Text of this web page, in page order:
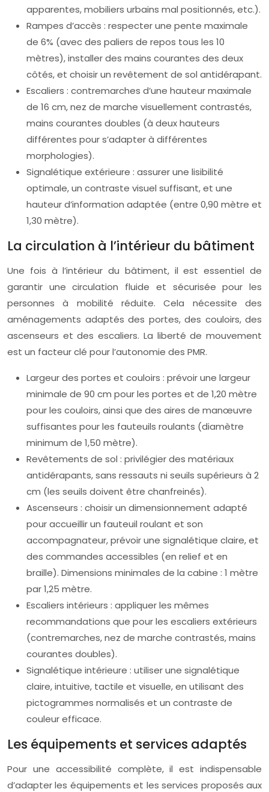
apparentes, mobiliers urbains mal positionnés, etc.).
Rampes d’accès : respecter une pente maximale
de 6% (avec des paliers de repos tous les 10
mètres), installer des mains courantes des deux
côtés, et choisir un revêtement de sol antidérapant.
Escaliers : contremarches d’une hauteur maximale
de 16 cm, nez de marche visuellement contrastés,
mains courantes doubles (à deux hauteurs
différentes pour s’adapter à différentes
morphologies).
Signalétique extérieure : assurer une lisibilité
optimale, un contraste visuel suffisant, et une
hauteur d’information adaptée (entre 0,90 mètre et
1,30 mètre).
La circulation à l’intérieur du bâtiment
Une fois à l’intérieur du bâtiment, il est essentiel de
garantir une circulation fluide et sécurisée pour les
personnes à mobilité réduite. Cela nécessite des
aménagements adaptés des portes, des couloirs, des
ascenseurs et des escaliers. La liberté de mouvement
est un facteur clé pour l’autonomie des PMR.
Largeur des portes et couloirs : prévoir une largeur
minimale de 90 cm pour les portes et de 1,20 mètre
pour les couloirs, ainsi que des aires de manœuvre
suffisantes pour les fauteuils roulants (diamètre
minimum de 1,50 mètre).
Revêtements de sol : privilégier des matériaux
antidérapants, sans ressauts ni seuils supérieurs à 2
cm (les seuils doivent être chanfreinés).
Ascenseurs : choisir un dimensionnement adapté
pour accueillir un fauteuil roulant et son
accompagnateur, prévoir une signalétique claire, et
des commandes accessibles (en relief et en
braille). Dimensions minimales de la cabine : 1 mètre
par 1,25 mètre.
Escaliers intérieurs : appliquer les mêmes
recommandations que pour les escaliers extérieurs
(contremarches, nez de marche contrastés, mains
courantes doubles).
Signalétique intérieure : utiliser une signalétique
claire, intuitive, tactile et visuelle, en utilisant des
pictogrammes normalisés et un contraste de
couleur efficace.
Les équipements et services adaptés
Pour une accessibilité complète, il est indispensable
d’adapter les équipements et les services proposés aux